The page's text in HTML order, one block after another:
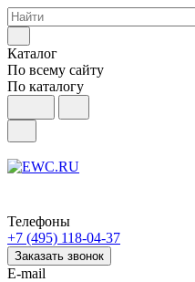
Каталог
По всему сайту
По каталогу
Телефоны
+7 (495) 118-04-37
Заказать звонок
E-mail